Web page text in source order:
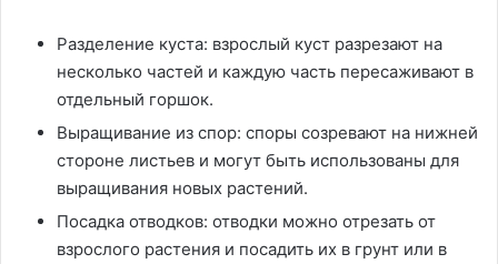
Разделение куста: взрослый куст разрезают на
несколько частей и каждую часть пересаживают в
отдельный горшок.
Выращивание из спор: споры созревают на нижней
стороне листьев и могут быть использованы для
выращивания новых растений.
Посадка отводков: отводки можно отрезать от
взрослого растения и посадить их в грунт или в